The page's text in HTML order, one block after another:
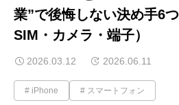
業”で後悔しない決め手6
SIM・カメラ・端子）
2026.03.12 2026.06.11
iPhone スマートフォン